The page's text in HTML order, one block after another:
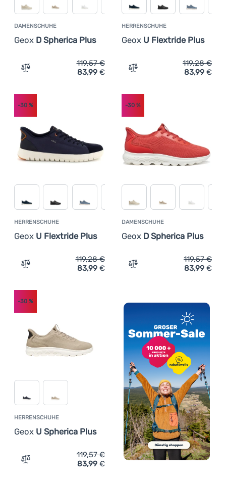
DAMENSCHUHE
Geox D Spherica Plus
Zum Vergleich 'Damenschuhe Geox D Spherica Plus'
119,57€
83,99 €
HERRENSCHUHE
Geox U Flextride Plus
Zum Vergleich
119,28€
83,99 €
HERRENSCHUHE
Geox U Flextride Plus
-30 %
Zum Vergleich 'Herrenschuhe Geox U Flextride Plus'
119,28€
83,99 €
DAMENSCHUHE
Geox D Spherica Plus
-30%
Zum Vergleich
119,57€
83,99 €
HERRENSCHUHE
Geox U Spherica Plus
-30 %
Zum Vergleich 'Herrenschuhe Geox U Spherica Plus'
119,57€
83,99 €